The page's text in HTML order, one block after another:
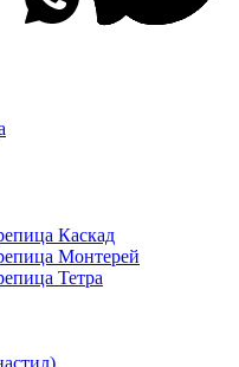
Каскад
Монтерей
Тетра